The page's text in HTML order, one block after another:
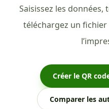
Saisissez les
téléchargez un fichier
Créer le QR
Comparer les